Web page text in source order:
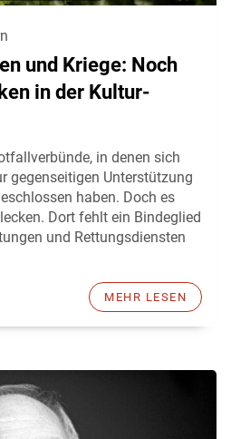
und Kriege: Noch
in der Kultur-
in denen sich
gegenseitigen Unterstützung
haben. Doch es
Dort fehlt ein Bindeglied
und Rettungsdiensten
MEHR LESEN